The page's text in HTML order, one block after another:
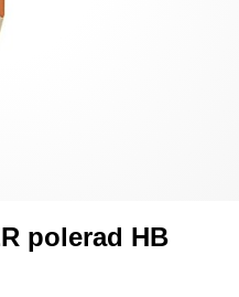
polerad HB